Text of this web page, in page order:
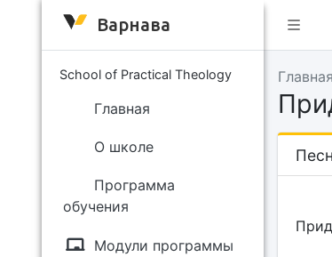
Варнава
School of Practical Theology
Главная
О школе
Программа
обучения
Модули программы
Главная